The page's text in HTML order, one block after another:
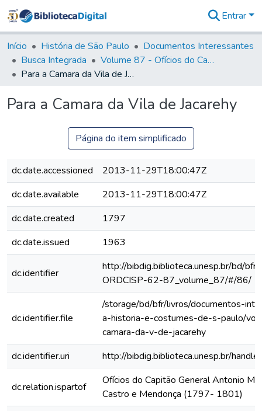
&
Coleções
Tudo na
Biblioteca
Estatísticas
Entrar
Início História de São Paulo
Documentos Interessantes
Busca Integrada
Volume 87 - Ofícios do Capitão General Antonio Manoel de Melo Castro e Mendonça (1797- 1801)
Para a Camara da Vila de Jacarehy
Para a Camara da Vila de Jacarehy
Página do item simplificado
dc.date.accessioned
2013-11-29T18:00:47Z
dc.date.available
2013-11-29T18:00:47Z
dc.date.created
1797
dc.date.issued
1963
dc.identifier
http://bibdig.biblioteca.unesp.br/bd/
ORDCISP-62-87_volume_87/#/86/
dc.identifier.file
/storage/bd/bfr/livros/documentos-
a-historia-e-costumes-de-s-paulo/
camara-da-v-de-jacarehy
dc.identifier.uri
http://bibdig.biblioteca.unesp.br/
dc.relation.ispartof
Ofícios do Capitão General Antonio
Castro e Mendonça (1797- 1801)